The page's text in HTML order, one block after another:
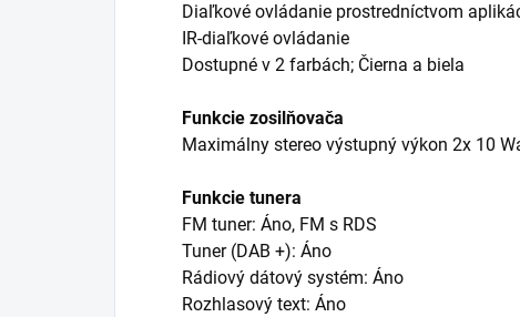
Diaľkové ovládanie prostredníctvom
IR-diaľkové ovládanie
Dostupné v 2 farbách; Čierna a biela
Funkcie zosilňovača
Maximálny stereo výstupný výkon 2x 10
Funkcie tunera
FM tuner: Áno, FM s RDS
Tuner (DAB +): Áno
Rádiový dátový systém: Áno
Rozhlasový text: Áno